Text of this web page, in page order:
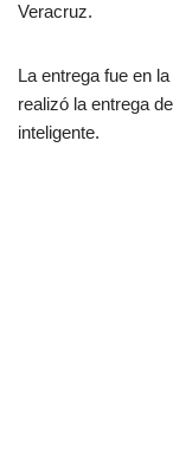
Veracruz.
La entrega fue en
realizó la entrega
inteligente.